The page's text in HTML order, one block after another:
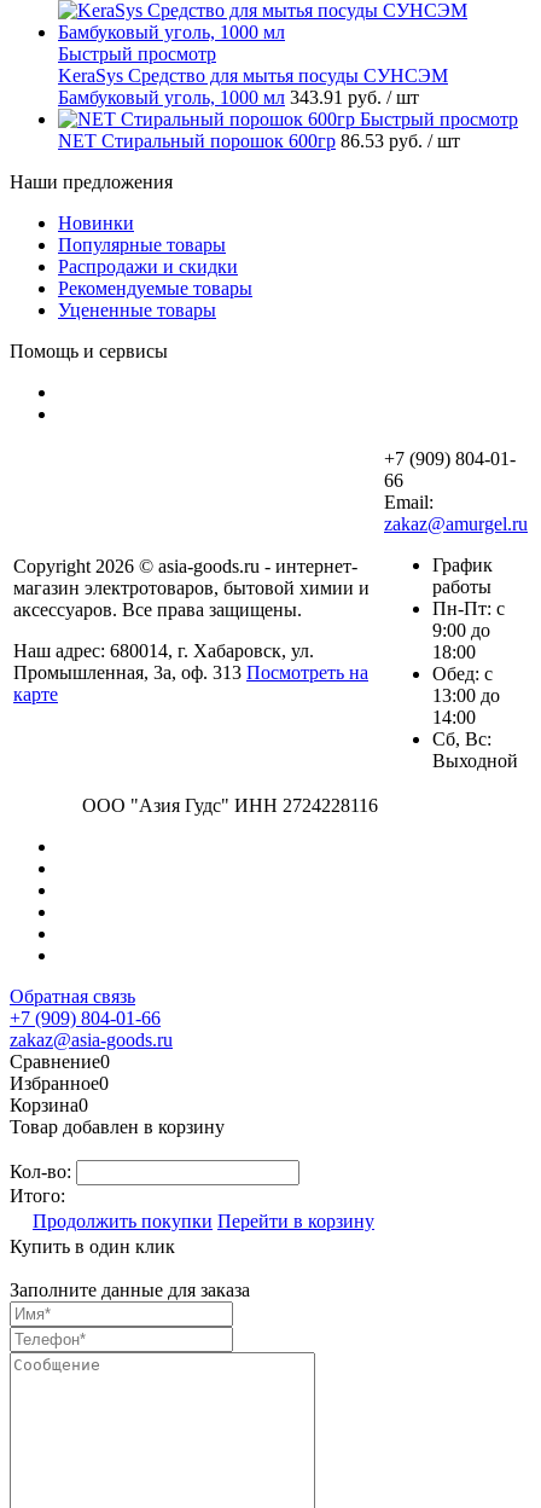
Быстрый просмотр
KeraSys Средство для мытья посуды СУНСЭМ
Бамбуковый уголь, 1000 мл 343.91 руб. / шт
Быстрый просмотр
NET Стиральный порошок 600гр 86.53 руб. / шт
Наши предложения
Новинки
Популярные товары
Распродажи и скидки
Рекомендуемые товары
Уцененные товары
Помощь и сервисы
Copyright 2026 © asia-goods.ru - интернет-
магазин электротоваров, бытовой химии и
аксессуаров. Все права защищены.
Наш адрес: 680014, г. Хабаровск, ул.
Промышленная, 3а, оф. 313 Посмотреть на
карте
+7 (909) 804-01-
66
Email:
zakaz@amurgel.ru
График
работы
Пн-Пт: с
9:00 до
18:00
Обед: с
13:00 до
14:00
Сб, Вс:
Выходной
ООО "Азия Гудс" ИНН 2724228116
Обратная связь
+7 (909) 804-01-66
zakaz@asia-goods.ru
Сравнение0
Избранное0
Корзина0
Товар добавлен в корзину
Кол-во:
Итого:
Продолжить покупки Перейти в корзину
Купить в один клик
Заполните данные для заказа